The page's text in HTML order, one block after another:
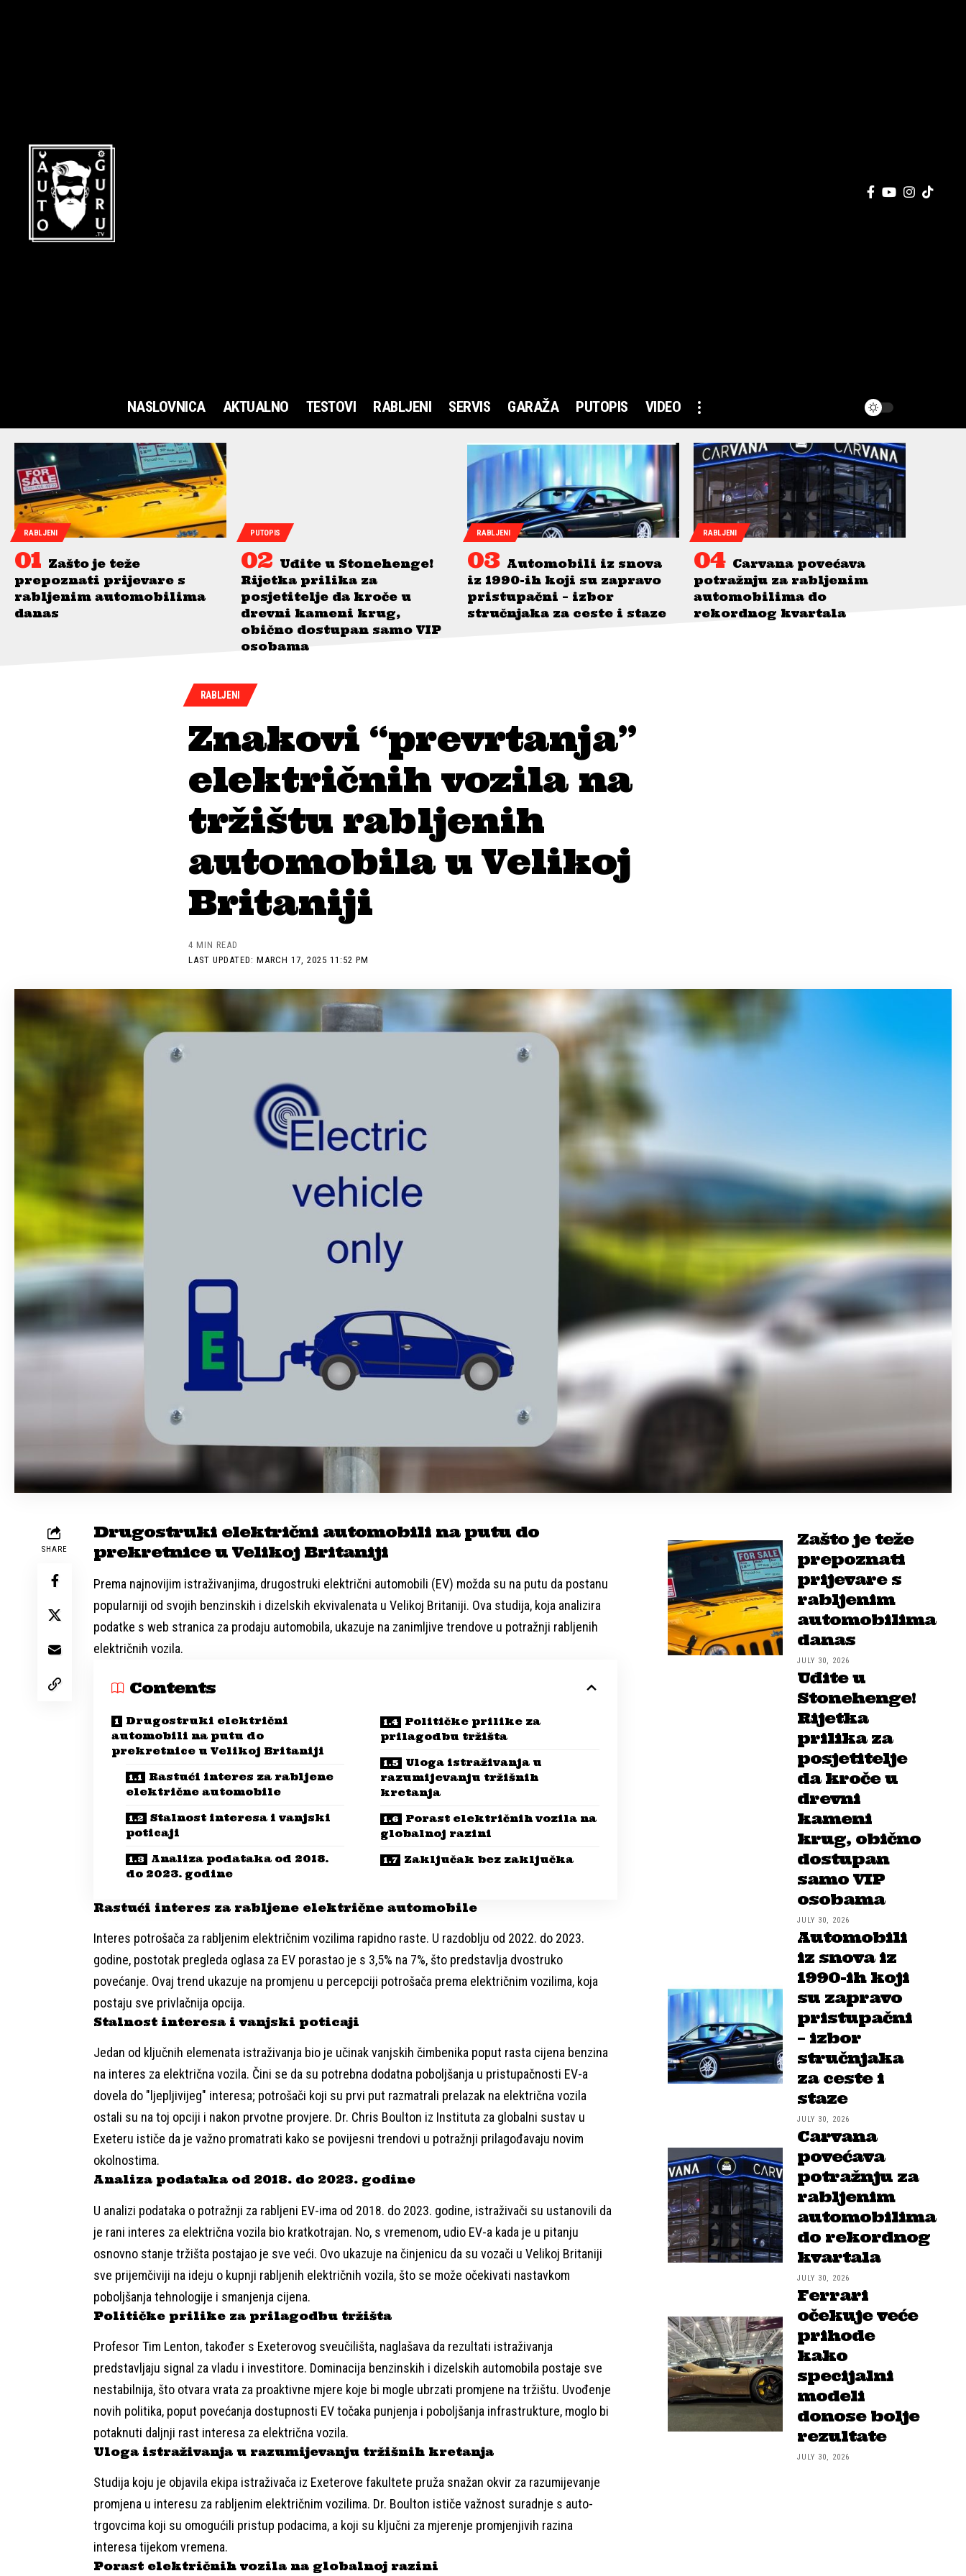
NASLOVNICA AKTUALNO TESTOVI RABLJENI SERVIS GARAŽA PUTOPIS VIDEO
RABLJENI
Zašto je teže
prepoznati prijevare s
rabljenim automobilima
danas
PUTOPIS
Uđite u Stonehenge!
Rijetka prilika za
posjetitelje da kroče u
drevni kameni krug,
obično dostupan samo VIP
osobama
RABLJENI
Automobili iz snova
iz 1990-ih koji su zapravo
pristupačni – izbor
stručnjaka za ceste i staze
RABLJENI
Carvana povećava
potražnju za rabljenim
automobilima do
rekordnog kvartala
RABLJENI
Znakovi “prevrtanja”
električnih vozila na
tržištu rabljenih
automobila u Velikoj
Britaniji
LAST UPDATED: MARCH 17, 2025 11:52 PM
4 MIN READ
SHARE
Drugostruki električni automobili na putu do
prekretnice u Velikoj Britaniji
Prema najnovijim istraživanjima, drugostruki električni automobili (EV) možda su na putu da postanu
popularniji od svojih benzinskih i dizelskih ekvivalenata u Velikoj Britaniji. Ova studija, koja analizira
podatke s web stranica za prodaju automobila, ukazuje na zanimljive trendove u potražnji rabljenih
električnih vozila.
Contents
Drugostruki električni
automobili na putu do
prekretnice u Velikoj Britaniji
Rastući interes za rabljene
električne automobile
Stalnost interesa i vanjski
poticaji
Analiza podataka od 2018.
do 2023. godine
Političke prilike za
prilagodbu tržišta
Uloga istraživanja u
razumijevanju tržišnih
kretanja
Porast električnih vozila na
globalnoj razini
Zaključak bez zaključka
Rastući interes za rabljene električne automobile
Interes potrošača za rabljenim električnim vozilima rapidno raste. U razdoblju od 2022. do 2023.
godine, postotak pregleda oglasa za EV porastao je s 3,5% na 7%, što predstavlja dvostruko
povećanje. Ovaj trend ukazuje na promjenu u percepciji potrošača prema električnim vozilima, koja
postaju sve privlačnija opcija.
Stalnost interesa i vanjski poticaji
Jedan od ključnih elemenata istraživanja bio je učinak vanjskih čimbenika poput rasta cijena benzina
na interes za električna vozila. Čini se da su potrebna dodatna poboljšanja u pristupačnosti EV-a
dovela do "ljepljivijeg" interesa; potrošači koji su prvi put razmatrali prelazak na električna vozila
ostali su na toj opciji i nakon prvotne provjere. Dr. Chris Boulton iz Instituta za globalni sustav u
Exeteru ističe da je važno promatrati kako se povijesni trendovi u potražnji prilagođavaju novim
okolnostima.
Analiza podataka od 2018. do 2023. godine
U analizi podataka o potražnji za rabljeni EV-ima od 2018. do 2023. godine, istraživači su ustanovili da
je rani interes za električna vozila bio kratkotrajan. No, s vremenom, udio EV-a kada je u pitanju
osnovno stanje tržišta postajao je sve veći. Ovo ukazuje na činjenicu da su vozači u Velikoj Britaniji
sve prijemčiviji na ideju o kupnji rabljenih električnih vozila, što se može očekivati nastavkom
poboljšanja tehnologije i smanjenja cijena.
Političke prilike za prilagodbu tržišta
Profesor Tim Lenton, također s Exeterovog sveučilišta, naglašava da rezultati istraživanja
predstavljaju signal za vladu i investitore. Dominacija benzinskih i dizelskih automobila postaje sve
nestabilnija, što otvara vrata za proaktivne mjere koje bi mogle ubrzati promjene na tržištu. Uvođenje
novih politika, poput povećanja dostupnosti EV točaka punjenja i poboljšanja infrastrukture, moglo bi
potaknuti daljnji rast interesa za električna vozila.
Uloga istraživanja u razumijevanju tržišnih kretanja
Studija koju je objavila ekipa istraživača iz Exeterove fakultete pruža snažan okvir za razumijevanje
promjena u interesu za rabljenim električnim vozilima. Dr. Boulton ističe važnost suradnje s auto-
trgovcima koji su omogućili pristup podacima, a koji su ključni za mjerenje promjenjivih razina
interesa tijekom vremena.
Porast električnih vozila na globalnoj razini
Zašto je teže
prepoznati
prijevare s
rabljenim
automobilima
danas
JULY 30, 2026
Uđite u
Stonehenge!
Rijetka
prilika za
posjetitelje
da kroče u
drevni
kameni
krug, obično
dostupan
samo VIP
osobama
JULY 30, 2026
Automobili
iz snova iz
1990-ih koji
su zapravo
pristupačni
– izbor
stručnjaka
za ceste i
staze
JULY 30, 2026
Carvana
povećava
potražnju za
rabljenim
automobilima
do rekordnog
kvartala
JULY 30, 2026
Ferrari
očekuje veće
prihode
kako
specijalni
modeli
donose bolje
rezultate
JULY 30, 2026